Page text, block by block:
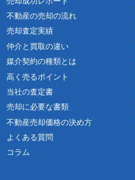
不動産の売却の流れ
売却査定実績
仲介と買取の違い
媒介契約の種類とは
高く売るポイント
当社の査定書
売却に必要な書類
不動産売却価格の決め方
よくある質問
コラム